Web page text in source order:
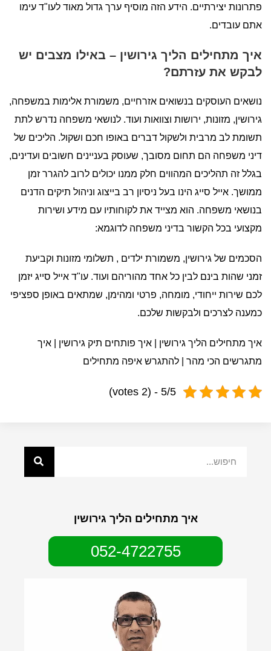
פתרונות יצירתיים. הידע הזה מוסיף ערך גדול מאוד לעו"ד עימו
אתם עובדים.
איך מתחילים הליך גירושין – באילו מצבים יש
לבקש את עזרתם?
נושאים העוסקים בנשואים אזרחיים, משמורת אלימות במשפחה,
גירושין, מזונות, ירושות וצוואות ועוד. לנושאי משפחה נדרש לתת
תשומת לב מרבית ולשקול דברים באופו חכם ושקול. הליכים של
דיני משפחה הם תחום מסובך, שעוסק בעניינים חשובים ועדינים,
בגלל זה תהליכים המהווים חלק ממנו יכולים לרוב להגרר זמן
ממושך. אייל סייג הינו בעל ניסיון רב בייצוג וניהול תיקים הדנים
בנושאי משפחה. הוא מצייד את לקוחותיו עם מידע ושירות
מקצועי בכל הקשור בדיני משפחה לדוגמא:
הסכמים של גירושין, משמורת ילדים , תשלומי מזונות וקביעת
זמני שהות בינם לבין כל אחד מהוריהם ועוד. עו"ד אייל סייג יזמן
לכם שירות ייחודי, מומחה, פרטי ומהימן, שמתאים באופן ספציפי
כמענה לצרכים ולבקשות שלכם.
איך מתחילים הליך גירושין | איך פותחים תיק גירושין | איך
מתגרשים הכי מהר | להתגרש איפה מתחילים
5/5 - (2 votes)
איך מתחילים הליך גירושין
052-4722755